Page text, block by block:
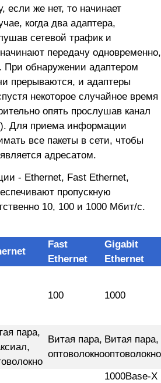
если же нет, то начинает
когда два адаптера,
сетевой трафик и
передачу одновременно,
При обнаружении адаптером
прерываются, и адаптеры
некоторое случайное время
опять прослушав канал
Для приема информации
все пакеты в сети, чтобы
адресатом.
- Ethernet, Fast Ethernet,
пропускную
10, 100 и 1000 Мбит/с.
Fast
Ethernet
Gigabit
Ethernet
100 1000
пара,
Витая пара,
оптоволокно
Витая пара,
оптоволокно
1000Base-X